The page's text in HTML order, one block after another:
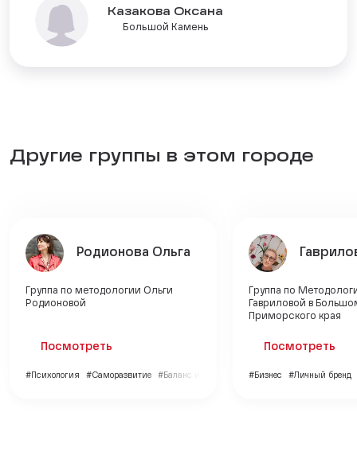
Казакова Оксана
Большой Камень
Другие группы в этом городе
Родионова Ольга
Группа по методологии Ольги
Родионовой
Посмотреть
#Психология #Саморазвитие #Баланс и гармония
Группа по
Гавриловой в
Приморского края
Посмотреть
#Бизнес #Личный бренд